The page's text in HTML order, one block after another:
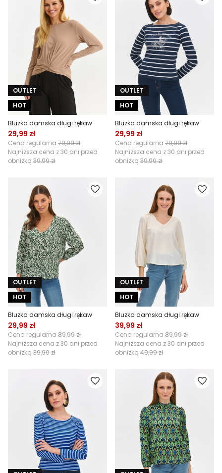
OUTLET
HOT
Bluzka damska długi rękaw
29,99 zł
Cena regularna 79,99 zł
Najniższa cena z 30 dni przed
obniżką 39,99 zł
OUTLET
HOT
Bluzka damska długi rękaw
29,99 zł
Cena regularna 79,99 zł
Najniższa cena z 30 dni przed
obniżką 39,99 zł
OUTLET
HOT
Bluzka damska długi rękaw
29,99 zł
Cena regularna 89,99 zł
Najniższa cena z 30 dni przed
obniżką 39,99 zł
OUTLET
HOT
Bluzka damska długi rękaw
39,99 zł
Cena regularna 89,99 zł
Najniższa cena z 30 dni przed
obniżką 49,99 zł